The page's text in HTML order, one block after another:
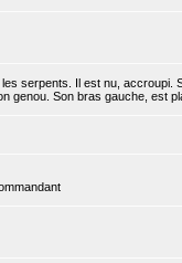
serpents. Il est nu, accroupi.
genou. Son bras gauche, est